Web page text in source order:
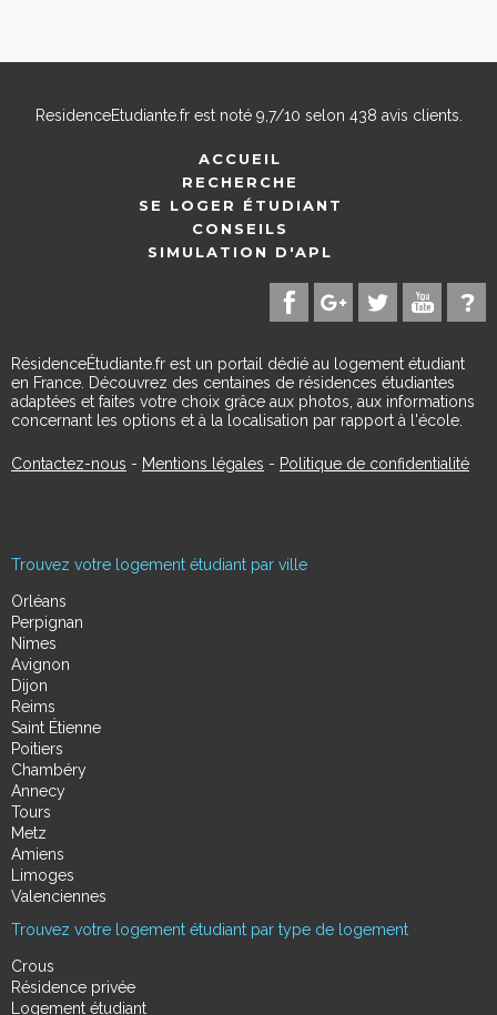
ResidenceEtudiante.frest noté 9,7/10 selon 438 avis clients.
ACCUEIL
RECHERCHE
SE LOGER ÉTUDIANT
CONSEILS
SIMULATION D'APL
RésidenceÉtudiante.fr est un portail dédié au logement étudiant
en France. Découvrez des centaines de résidences étudiantes
adaptées et faites votre choix grâce aux photos, aux informations
concernant les options et à la localisation par rapport à l'école.
Contactez-nous - Mentions légales - Politique de confidentialité
Trouvez votre logement étudiant par ville
Orléans
Perpignan
Nimes
Avignon
Dijon
Reims
Saint Étienne
Poitiers
Chambéry
Annecy
Tours
Metz
Amiens
Limoges
Valenciennes
Trouvez votre logement étudiant par type de logement
Crous
Résidence privée
Logement étudiant